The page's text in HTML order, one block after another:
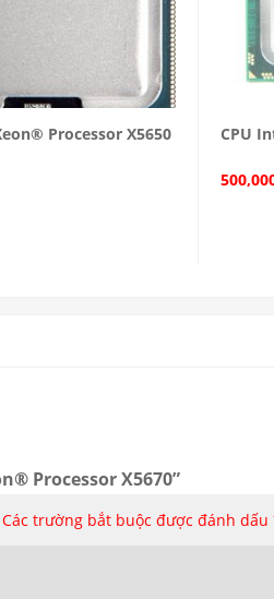
Processor X5650 CPU
Processor X5670”
Các trường bắt buộc được đánh dấu